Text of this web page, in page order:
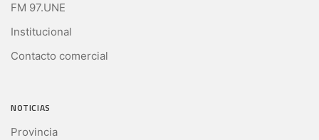
FM 97.UNE
Institucional
Contacto comercial
NOTICIAS
Provincia